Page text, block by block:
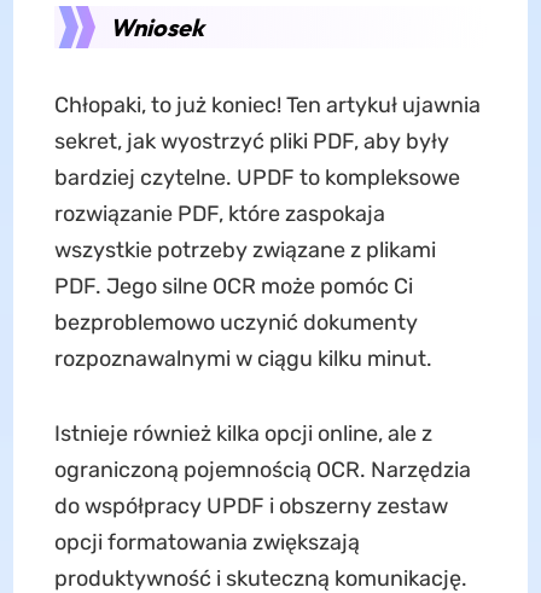
Wniosek
Chłopaki, to już koniec! Ten artykuł ujawnia
sekret, jak wyostrzyć pliki PDF, aby były
bardziej czytelne. UPDF to kompleksowe
rozwiązanie PDF, które zaspokaja
wszystkie potrzeby związane z plikami
PDF. Jego silne OCR może pomóc Ci
bezproblemowo uczynić dokumenty
rozpoznawalnymi w ciągu kilku minut.
Istnieje również kilka opcji online, ale z
ograniczoną pojemnością OCR. Narzędzia
do współpracy UPDF i obszerny zestaw
opcji formatowania zwiększają
produktywność i skuteczną komunikację.